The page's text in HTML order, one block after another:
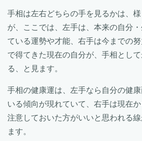
手相は左右どちらの手を見るかは、
が、ここでは、左手は、本来の自分
ている運勢や才能、右手は今までの
で得てきた現在の自分が、手相とし
る、と見ます。
手相の健康運は、左手なら自分の健
いる傾向が現れていて、右手は現在
注意しておいた方がいいと思われる
ます。